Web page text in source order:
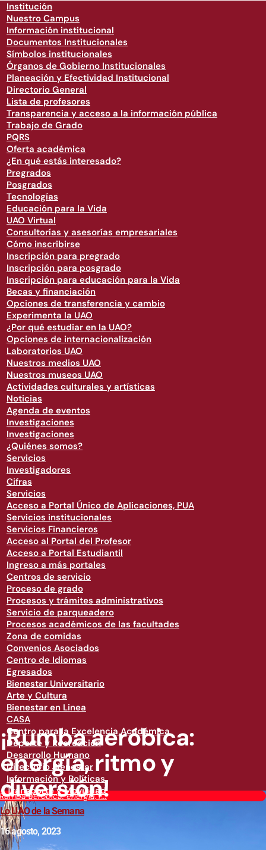
Institución
Nuestro Campus
Información institucional
Documentos Institucionales
Símbolos institucionales
Órganos de Gobierno Institucionales
Planeación y Efectividad Institucional
Directorio General
Lista de profesores
Transparencia y acceso a la información pública
Trabajo de Grado
PQRS
Oferta académica
¿En qué estás interesado?
Pregrados
Posgrados
Tecnologías
Educación para la Vida
UAO Virtual
Consultorías y asesorías empresariales
Cómo inscribirse
Inscripción para pregrado
Inscripción para posgrado
Inscripción para educación para la Vida
Becas y financiación
Opciones de transferencia y cambio
Experimenta la UAO
¿Por qué estudiar en la UAO?
Opciones de internacionalización
Laboratorios UAO
Nuestros medios UAO
Nuestros museos UAO
Actividades culturales y artísticas
Noticias
Agenda de eventos
Investigaciones
Investigaciones
¿Quiénes somos?
Servicios
Investigadores
Cifras
Servicios
Acceso a Portal Único de Aplicaciones, PUA
Servicios institucionales
Servicios Financieros
Acceso al Portal del Profesor
Acceso a Portal Estudiantil
Ingreso a más portales
Centros de servicio
Proceso de grado
Procesos y trámites administrativos
Servicio de parqueadero
Procesos académicos de las facultades
Zona de comidas
Convenios Asociados
Centro de Idiomas
Egresados
Bienestar Universitario
Arte y Cultura
Bienestar en Linea
CASA
Centro para la Excelencia Académica
Deporte y Recreación
Desarrollo Humano
Directorio Bienestar
Información y Políticas
Transporte y Movilidad
aeróbica: energía, r...
¡Rumba aeróbica:
energía, ritmo y
diversión!
Lo UAO de la Semana
16 agosto, 2023